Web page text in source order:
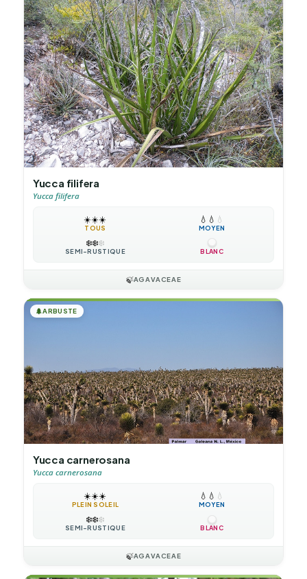
Yucca filifera
Yucca filifera
☀️☀️☀️
TOUS
💧 💧 💧
MOYEN
❄️❄️❄️
SEMI-RUSTIQUE BLANC
🍃AGAVACEAE
🌲ARBUSTE
Yucca carnerosana
Yucca carnerosana
☀️☀️☀️
PLEIN SOLEIL
💧 💧 💧
MOYEN
❄️❄️❄️
SEMI-RUSTIQUE BLANC
🍃AGAVACEAE